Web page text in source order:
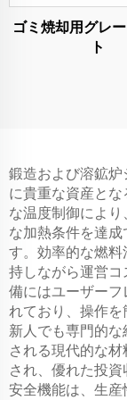
ゴミ焼却用グレ
ト
鍛造および溶鉱
に貴重な資産と
な温度制御によ
な加熱条件を達
す。効率的な燃
持しながら運営
備にはユーザー
れており、操作
新人でも専門的
される現代的な
され、優れた投
安全機能は、生産